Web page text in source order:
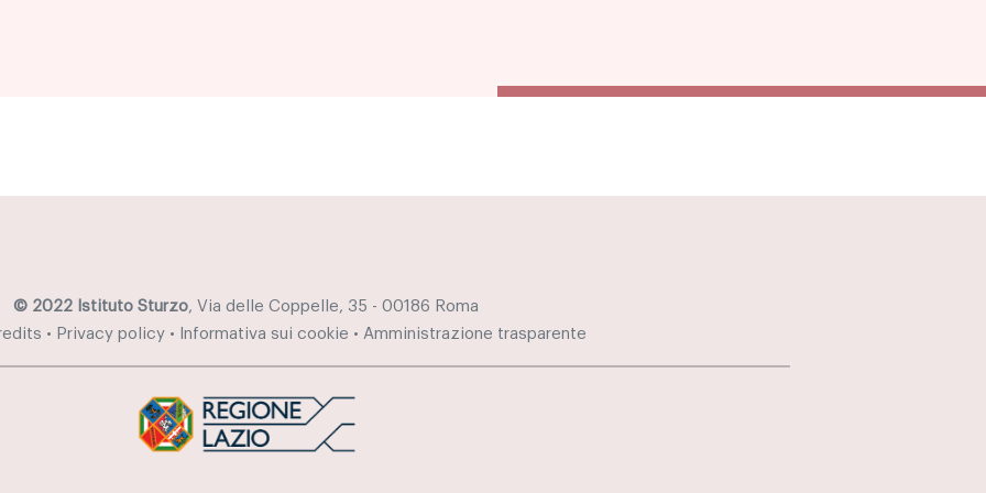
© 2022 Istituto Sturzo, Via delle Coppelle, 35 - 00186 Roma
• Privacy policy• Informativa sui cookie • Amministrazione trasparente